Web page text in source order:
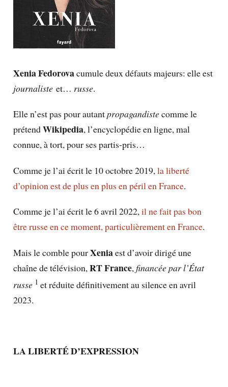
Xenia Fedorovacumule deux défauts majeurs: elle est
journalisteet… russe.
Elle n’est pas pour autantpropagandistecomme le
prétendWikipedia, l’encyclopédie en ligne, mal
connue, à tort, pour ses partis-pris…
Comme je l’ai écrit le 10 octobre 2019,la liberté
d’opinion est de plus en plus en péril en France.
Comme je l’ai écrit le 6 avril 2022,il ne fait pas bon
être russe en ce moment, particulièrement en France.
Mais le comble pourXeniaest d’avoir dirigé une
chaîne de télévision, RTFrance, financée par l’État
russe 1 et réduite définitivement au silence en avril
2023.
LA LIBERTÉ D’EXPRESSION